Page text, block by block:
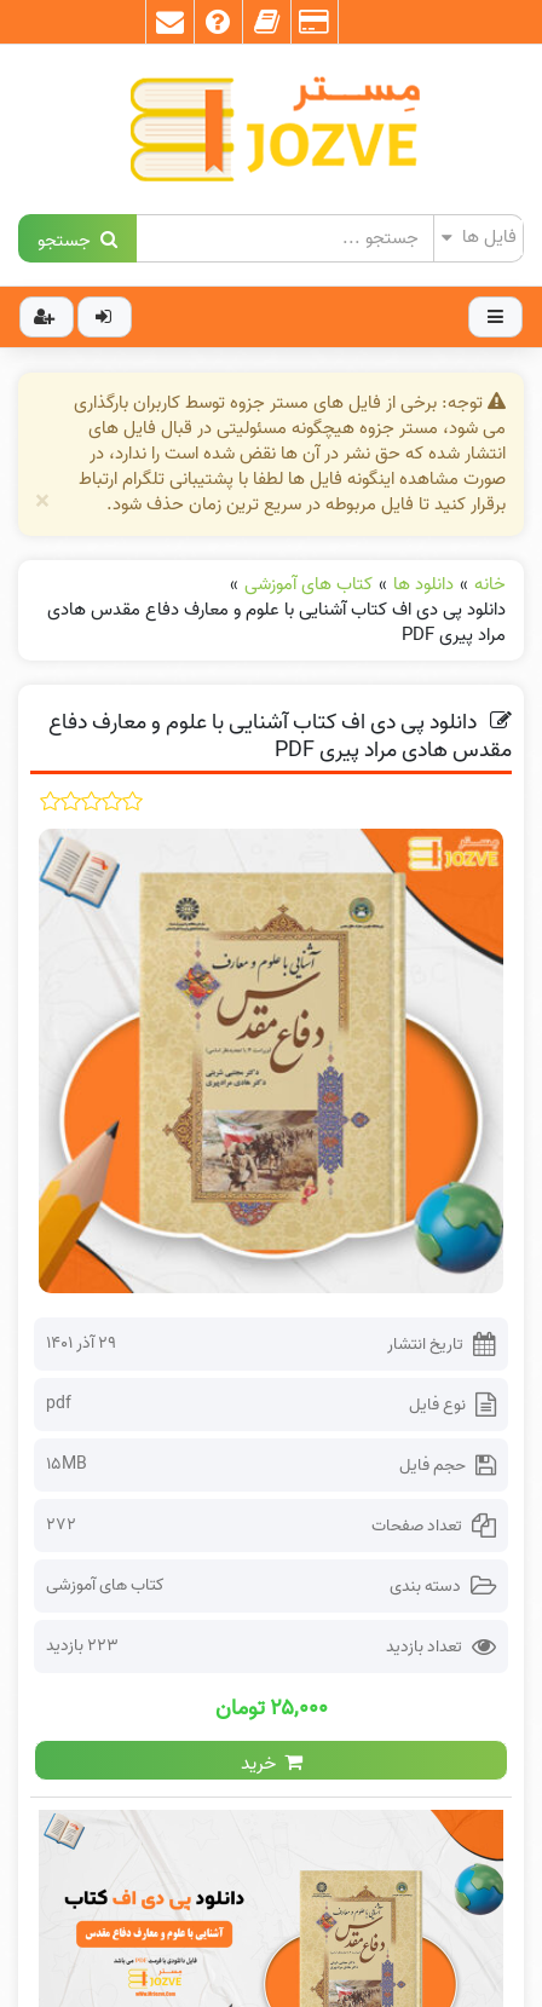
جستجو
توجه: برخی از فایل های مستر جزوه توسط کاربران بارگذاری
می شود، مستر جزوه هیچگونه مسئولیتی در قبال فایل های
انتشار شده که حق نشر در آن ها نقض شده است را ندارد، در
صورت مشاهده اینگونه فایل ها لطفا با پشتیبانی تلگرام ارتباط
برقرار کنید تا فایل مربوطه در سریع ترین زمان حذف شود.
×
خانه » دانلود ها » کتاب های آموزشی »
دانلود پی دی اف کتاب آشنایی با علوم و معارف دفاع مقدس هادی
مراد پیری PDF
دانلود پی دی اف کتاب آشنایی با علوم و معارف دفاع
مقدس هادی مراد پیری PDF
تاریخ انتشار ۲۹ آذر ۱۴۰۱
نوع فایل pdf
حجم فایل 15MB
تعداد صفحات 272
دسته بندی کتاب های آموزشی
تعداد بازدید 223 بازدید
۲۵,۰۰۰ تومان
خرید